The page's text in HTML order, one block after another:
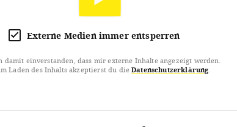
Externe Medien immer entsperren
damit einverstanden, dass mir externe Inhalte angezeigt werden.
Laden des Inhalts akzeptierst du dieDatenschutzerklärung